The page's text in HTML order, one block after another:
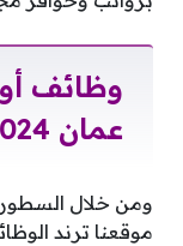
عمان 2024
ومن خلال
موقعنا ترند